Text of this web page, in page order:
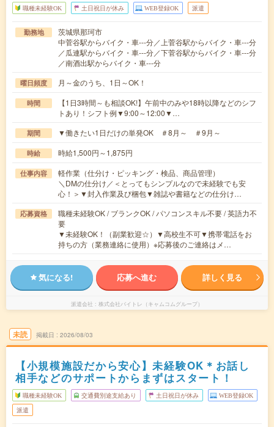
職種未経験OK 土日祝日が休み WEB登録OK 派遣
勤務地
茨城県那珂市
中菅谷駅からバイク・車---分／上菅谷駅からバイク・車---分
／瓜連駅からバイク・車---分／下菅谷駅からバイク・車---分
／南酒出駅からバイク・車---分
曜日頻度 月～金のうち、1日～OK！
時間
【1日3時間～も相談OK!】午前中のみや18時以降などのシフ
トあり！シフト例▼9:00～12:00▼…
期間 ▼働きたい1日だけの単発OK ＃8月～ ＃9月～
時給 時給1,500円～1,875円
仕事内容
軽作業（仕分け・ピッキング・検品、商品管理）
＼DMの仕分け／＜とってもシンプルなので未経験でも安
心！＞▼封入作業及び梱包▼雑誌や書籍などの仕分け…
応募資格
職種未経験OK / ブランクOK / パソコンスキル不要 / 英語力不
要
▼未経験OK！（副業歓迎☆）▼高校生不可▼携帯電話をお
持ちの方（業務連絡に使用）※応募後のご連絡はメ…
気になる! 応募へ進む 詳しく見る
派遣会社 株式会社バイトレ（キャムコムグループ）
未読 掲載日 2026/08/03
【小規模施設だから安心】未経験OK＊お話し
相手などのサポートからまずはスタート！
職種未経験OK 交通費別途支給あり 土日祝日が休み WEB登録OK
派遣